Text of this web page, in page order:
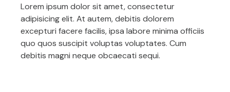
Lorem ipsum dolor sit amet, consectetur
adipisicing elit. At autem, debitis dolorem
excepturi facere facilis, ipsa labore minima officiis
quo quos suscipit voluptas voluptates. Cum
debitis magni neque obcaecati sequi.